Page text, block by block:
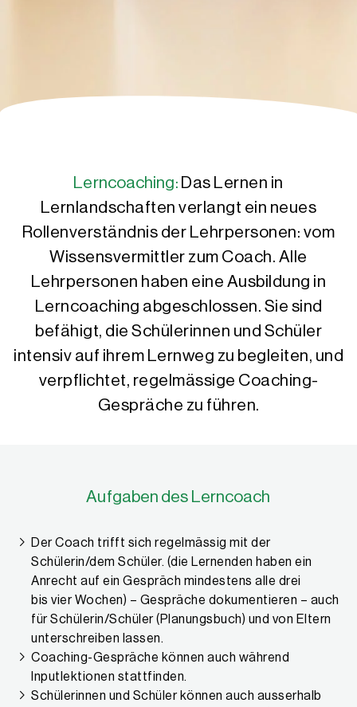
Lerncoaching: Das Lernen in
Lernlandschaften verlangt ein neues
Rollenverständnis der Lehrpersonen: vom
Wissensvermittler zum Coach. Alle
Lehrpersonen haben eine Ausbildung in
Lerncoaching abgeschlossen. Sie sind
befähigt, die Schülerinnen und Schüler
intensiv auf ihrem Lernweg zu begleiten, und
verpflichtet, regelmässige Coaching-
Gespräche zu führen.
Aufgaben des Lerncoach
Der Coach trifft sich regelmässig mit der
Schülerin/dem Schüler. (die Lernenden haben ein
Anrecht auf ein Gespräch mindestens alle drei
bis vier Wochen) – Gespräche dokumentieren – auch
für Schülerin/Schüler (Planungsbuch) und von Eltern
unterschreiben lassen.
Coaching-Gespräche können auch während
Inputlektionen stattfinden.
Schülerinnen und Schüler können auch ausserhalb